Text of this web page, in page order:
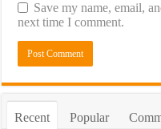
Save my name, email,
next time I comment.
Recent Popular